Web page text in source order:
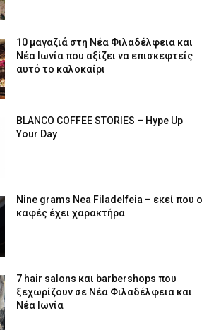
10 μαγαζιά στη Νέα Φιλαδέλφεια και
Νέα Ιωνία που αξίζει να επισκεφτείς
αυτό το καλοκαίρι
BLANCO COFFEE STORIES – Hype Up
Your Day
Nine grams Nea Filadelfeia – εκεί που ο
καφές έχει χαρακτήρα
7 hair salons και barbershops που
ξεχωρίζουν σε Νέα Φιλαδέλφεια και
Νέα Ιωνία